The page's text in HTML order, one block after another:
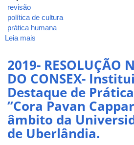
revisão
política de cultura
prática humana
Leia mais
Nº
13/2019,
CONSUN
-
Estabelece
a
Política
de
2019- RESOLUÇÃO
DO CONSEX-
Destaque de
“Cora Pavan
âmbito da
de Uberlândia.